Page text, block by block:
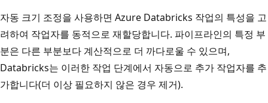
자동 크기 조정을 사용하면 Azure Databricks 작업의 특성을 고
려하여 작업자를 동적으로 재할당합니다. 파이프라인의 특정 부
분은 다른 부분보다 계산적으로 더 까다로울 수 있으며,
Databricks는 이러한 작업 단계에서 자동으로 추가 작업자를 추
가합니다(더 이상 필요하지 않은 경우 제거).